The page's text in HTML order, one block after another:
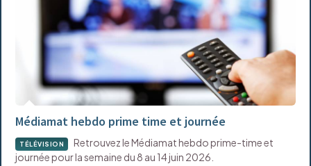
Médiamat hebdo prime time et journée
TÉLÉVISION
Retrouvez le Médiamat hebdo prime-time et
journée pour la semaine du 8 au 14 juin 2026.